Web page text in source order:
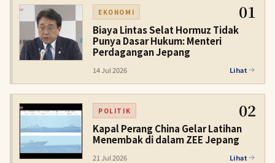
EKONOMI 01
Biaya Lintas Selat Hormuz Tidak
Punya Dasar Hukum: Menteri
Perdagangan Jepang
14 Jul 2026 Lihat
POLITIK 02
Kapal Perang China Gelar Latihan
Menembak di dalam ZEE Jepang
21 Jul 2026 Lihat